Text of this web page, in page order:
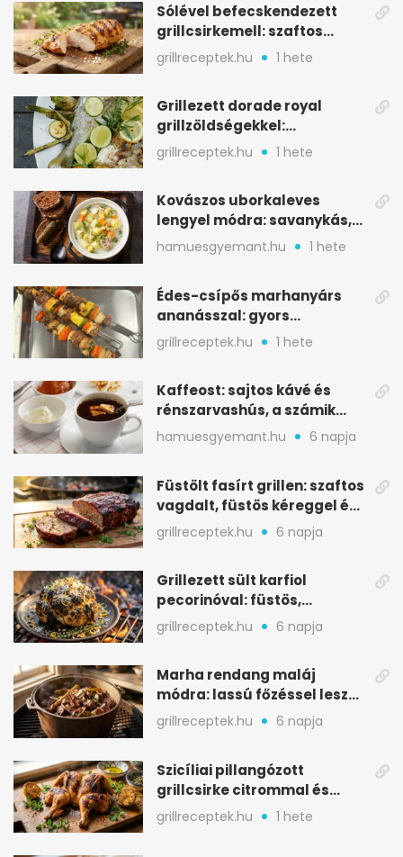
Sólével befecskendezett
grillcsirkemell: szaftos
marad, nem szárad ki
grillreceptek.hu 1 hete
Grillezett dorade royal
grillzöldségekkel:
mediterrán ízek a rostélyról
grillreceptek.hu 1 hete
Kovászos uborkaleves
lengyel módra: savanykás,
kapros, meglepően
tartalmas
hamuesgyemant.hu 1 hete
Édes-csípős marhanyárs
ananásszal: gyors
grillrecept jalapeñóval
grillreceptek.hu 1 hete
Kaffeost: sajtos kávé és
rénszarvashús, a számik
melegítő itala
hamuesgyemant.hu 6 napja
Füstölt fasírt grillen: szaftos
vagdalt, füstös kéreggel és
BBQ mázzal
grillreceptek.hu 6 napja
Grillezett sült karfiol
pecorinóval: füstös,
karamellizált nyári kedvenc
grillreceptek.hu 6 napja
Marha rendang maláj
módra: lassú főzéssel lesz
igazán szaftos
grillreceptek.hu 6 napja
Szicíliai pillangózott
grillcsirke citrommal és
oregánóval
grillreceptek.hu 1 hete